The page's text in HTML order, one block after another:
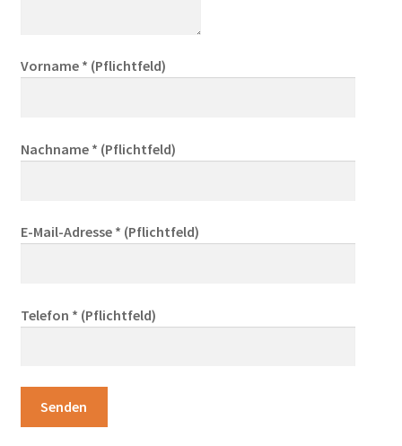
Vorname * (Pflichtfeld)
Nachname * (Pflichtfeld)
E-Mail-Adresse * (Pflichtfeld)
Telefon * (Pflichtfeld)